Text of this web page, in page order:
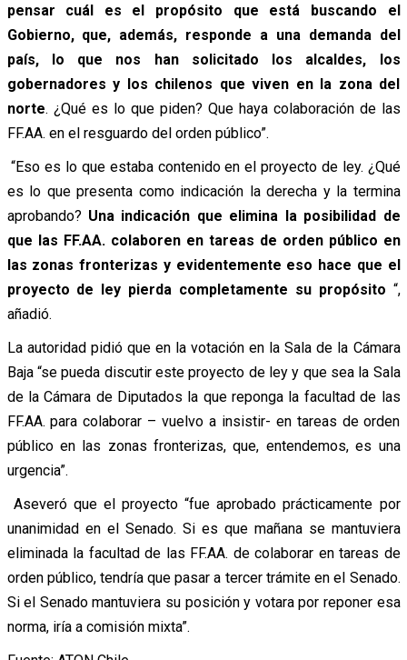
pensar cuál es el propósito que está buscando el
Gobierno, que, además, responde a una demanda del
país, lo que nos han solicitado los alcaldes, los
gobernadores y los chilenos que viven en la zona del
norte. ¿Qué es lo que piden? Que haya colaboración de las
FF.AA. en el resguardo del orden público”.
“Eso es lo que estaba contenido en el proyecto de ley. ¿Qué
es lo que presenta como indicación la derecha y la termina
aprobando? Una indicación que elimina la posibilidad de
que las FF.AA. colaboren en tareas de orden público en
las zonas fronterizas y evidentemente eso hace que el
proyecto de ley pierda completamente su propósito “,
añadió.
La autoridad pidió que en la votación en la Sala de la Cámara
Baja “se pueda discutir este proyecto de ley y que sea la Sala
de la Cámara de Diputados la que reponga la facultad de las
FF.AA. para colaborar – vuelvo a insistir- en tareas de orden
público en las zonas fronterizas, que, entendemos, es una
urgencia”.
Aseveró que el proyecto “fue aprobado prácticamente por
unanimidad en el Senado. Si es que mañana se mantuviera
eliminada la facultad de las FF.AA. de colaborar en tareas de
orden público, tendría que pasar a tercer trámite en el Senado.
Si el Senado mantuviera su posición y votara por reponer esa
norma, iría a comisión mixta”.